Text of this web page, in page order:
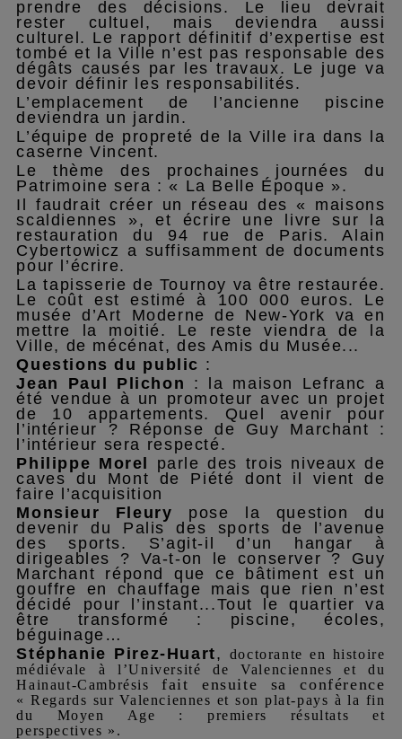
prendre des décisions. Le lieu devrait
rester cultuel, mais deviendra aussi
culturel. Le rapport définitif d’expertise est
tombé et la Ville n’est pas responsable des
dégâts causés par les travaux. Le juge va
devoir définir les responsabilités.
L’emplacement de l’ancienne piscine
deviendra un jardin.
L’équipe de propreté de la Ville ira dans la
caserne Vincent.
Le thème des prochaines journées du
Patrimoine sera : « La Belle Époque ».
Il faudrait créer un réseau des « maisons
scaldiennes », et écrire une livre sur la
restauration du 94 rue de Paris. Alain
Cybertowicz a suffisamment de documents
pour l’écrire.
La tapisserie de Tournoy va être restaurée.
Le coût est estimé à 100 000 euros. Le
musée d’Art Moderne de New-York va en
mettre la moitié. Le reste viendra de la
Ville, de mécénat, des Amis du Musée...
Questions du public :
Jean Paul Plichon
: la maison Lefranc a
été vendue à un promoteur avec un projet
de 10 appartements. Quel avenir pour
l’intérieur ? Réponse de Guy Marchant :
l’intérieur sera respecté.
Philippe Morel
parle des trois niveaux de
caves du Mont de Piété dont il vient de
faire l’acquisition
Monsieur Fleury pose la question du
devenir du Palis des sports de l’avenue
des sports. S’agit-il d’un hangar à
dirigeables ? Va-t-on le conserver ? Guy
Marchant répond que ce bâtiment est un
gouffre en chauffage mais que rien n’est
décidé pour l’instant...Tout le quartier va
être transformé : piscine, écoles,
béguinage…
Stéphanie Pirez-Huart, doctorante en histoire
médiévale à l’Université de Valenciennes et du
Hainaut-Cambrésisfait ensuite sa conférence
« Regards sur Valenciennes et son plat-pays à la fin
du Moyen Age : premiers résultats et
perspectives ».